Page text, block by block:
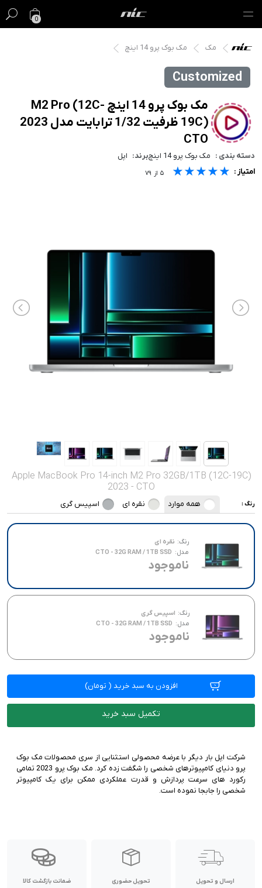
0
گیفت کارت
فروش ویژه
مک
آیفون
آیپد
خواندنی ها
مک مک بوک پرو 14 اینچ
Customized
Apple MacBook Pro 14-inch M2 Pro 32GB/1TB (12C-19C)
2023 - CTO
رنگ : همه موارد نقره ای اسپیس گری
رنگ: نقره ای
مدل: CTO - 32G RAM / 1TB SSD
ناموجود
رنگ: اسپیس گری
مدل: CTO - 32G RAM / 1TB SSD
ناموجود
افزودن به سبد خرید ( تومان)
تکمیل سبد خرید
شرکت اپل بار دیگر با عرضه محصولی استثنایی از سری محصولات مک بوک
پرو دنیای کامپیوترهای شخصی را شگفت زده کرد. مک بوک پرو 2023 تمامی
رکورد های سرعت پردازش و قدرت عملکردی ممکن برای یک کامپیوتر
شخصی را جابجا نموده است.
مک بوک پرو 14 اینچ M2 Pro (12C-
19C) ظرفیت 1/32 ترابایت مدل 2023
CTO
دسته بندی : مک بوک پرو 14 اینچ برند: اپل
امتیاز : ★★★★★
★★★★★
★★★★★ ۵ از ۷۹
ارسال و تحویل
تحویل حضوری
ضمانت بازگشت کالا